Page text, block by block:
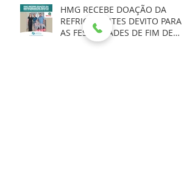
HMG RECEBE DOAÇÃO DA
REFRIGERANTES DEVITO PARA
AS FESTIVIDADES DE FIM DE